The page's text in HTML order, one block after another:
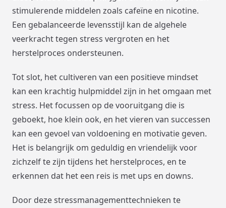
stimulerende middelen zoals cafeïne en nicotine.
Een gebalanceerde levensstijl kan de algehele
veerkracht tegen stress vergroten en het
herstelproces ondersteunen.
Tot slot, het cultiveren van een positieve mindset
kan een krachtig hulpmiddel zijn in het omgaan met
stress. Het focussen op de vooruitgang die is
geboekt, hoe klein ook, en het vieren van successen
kan een gevoel van voldoening en motivatie geven.
Het is belangrijk om geduldig en vriendelijk voor
zichzelf te zijn tijdens het herstelproces, en te
erkennen dat het een reis is met ups en downs.
Door deze stressmanagementtechnieken te